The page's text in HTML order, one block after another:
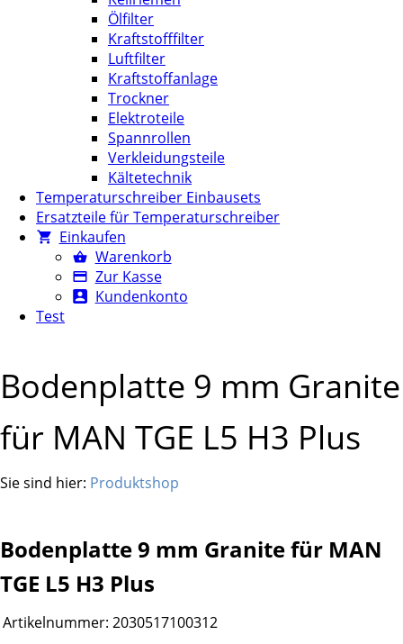
Ölfilter
Kraftstofffilter
Luftfilter
Kraftstoffanlage
Trockner
Elektroteile
Spannrollen
Verkleidungsteile
Kältetechnik
Temperaturschreiber Einbausets
Ersatzteile für Temperaturschreiber
Einkaufen
Warenkorb
Zur Kasse
Kundenkonto
Test
Bodenplatte 9 mm Granite
für MAN TGE L5 H3 Plus
Sie sind hier: Produktshop
Bodenplatte 9 mm Granite für MAN
TGE L5 H3 Plus
Artikelnummer: 2030517100312